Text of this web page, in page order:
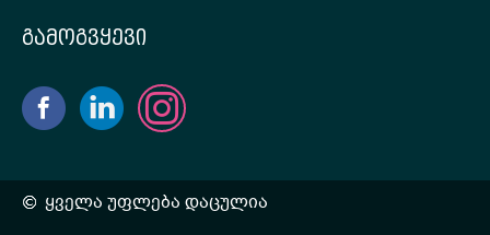
გამოგვყევი
ყველა უფლება დაცულია